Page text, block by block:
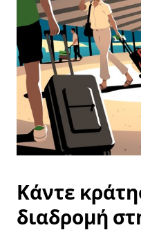
Κάντε
διαδρομή